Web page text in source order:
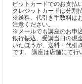
ビットカードでのお支払
クレジットカードは分割
※送料、代引き手数料は
注意ください。
※メールでも講座のお申
銀行振込、受講当日の現
いたほうが、送料・代引
です。 講座は店舗にて行